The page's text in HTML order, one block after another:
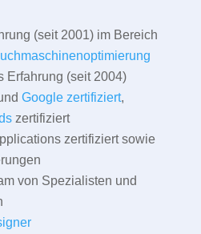
(seit 2001) im Bereich
Erfahrung (seit 2004)
Google zertifiziert,
zertifiziert
zertifiziert sowie
von Spezialisten und